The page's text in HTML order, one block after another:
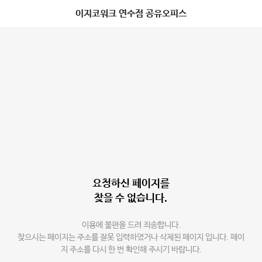
이지코워크 연수점 공유오피스
요청하신 페이지를
찾을 수 없습니다.
이용에 불편을 드려 죄송합니다.
찾으시는 페이지는 주소를 잘못 입력하였거나 삭제된 페이지 입니다. 페이
지 주소를 다시 한 번 확인해 주시기 바랍니다.